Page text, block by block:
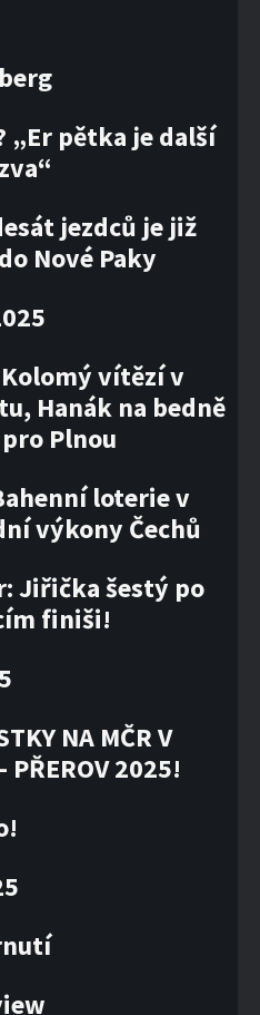
„Er pětka je další
jezdců je již
Nové Paky
vítězí v
Hanák na bedně
Plnou
loterie v
výkony Čechů
Jiřička šestý po
finiši!
NA MČR V
PŘEROV 2025!